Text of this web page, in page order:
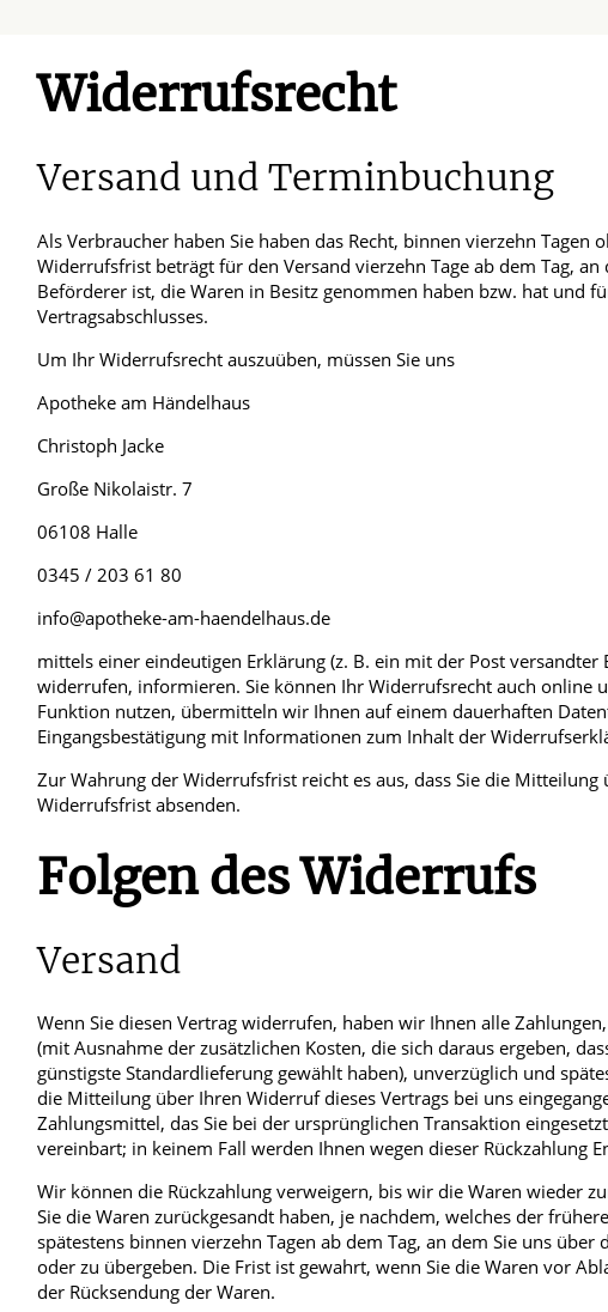
Blut, Krebs und Infektionen
Psychische Erkrankungen
Neurologie
Frauenkrankheiten
Widerrufsrecht
Versand und Terminbuchung
Als Verbraucher haben Sie haben das Recht, binnen vierzehn
Widerrufsfrist beträgt für den Versand vierzehn Tage ab dem Tag,
Beförderer ist, die Waren in Besitz genommen haben bzw. hat und
Vertragsabschlusses.
Um Ihr Widerrufsrecht auszuüben, müssen Sie uns
Apotheke am Händelhaus
Christoph Jacke
Große Nikolaistr. 7
06108 Halle
0345 / 203 61 80
info@apotheke-am-haendelhaus.de
mittels einer eindeutigen Erklärung (z. B. ein mit der Post
widerrufen, informieren. Sie können Ihr Widerrufsrecht auch online
Funktion nutzen, übermitteln wir Ihnen auf einem dauerhaften
Eingangsbestätigung mit Informationen zum Inhalt der
Zur Wahrung der Widerrufsfrist reicht es aus, dass Sie die
Widerrufsfrist absenden.
Folgen des Widerrufs
Versand
Wenn Sie diesen Vertrag widerrufen, haben wir Ihnen alle
(mit Ausnahme der zusätzlichen Kosten, die sich daraus ergeben,
günstigste Standardlieferung gewählt haben), unverzüglich und
die Mitteilung über Ihren Widerruf dieses Vertrags bei uns
Zahlungsmittel, das Sie bei der ursprünglichen Transaktion
vereinbart; in keinem Fall werden Ihnen wegen dieser Rückzahlung
Wir können die Rückzahlung verweigern, bis wir die Waren wieder
Sie die Waren zurückgesandt haben, je nachdem, welches der
spätestens binnen vierzehn Tagen ab dem Tag, an dem Sie uns
oder zu übergeben. Die Frist ist gewahrt, wenn Sie die Waren vor
der Rücksendung der Waren.